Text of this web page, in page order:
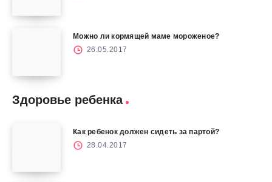
Можно ли кормящей маме мороженое?
26.05.2017
Здоровье ребенка
Как ребенок должен сидеть за партой?
28.04.2017